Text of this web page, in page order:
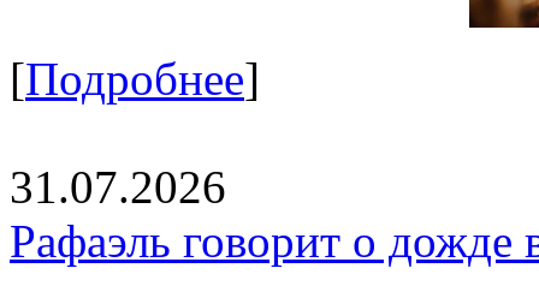
[Подробнее]
31.07.2026
Рафаэль говорит о дожде